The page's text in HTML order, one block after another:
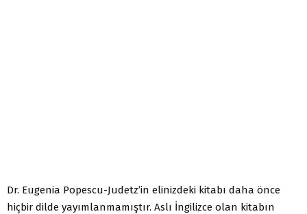
Dr. Eugenia Popescu-Judetz’in elinizdeki kitabı daha önce
hiçbir dilde yayımlanmamıştır. Aslı İngilizce olan kitabın